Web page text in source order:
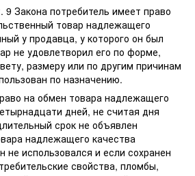
9 Закона потребитель имеет право
товар надлежащего
у продавца, у которого он был
не удовлетворил его по форме,
размеру или по другим причинам
по назначению.
на обмен товара надлежащего
дней, не считая дня
срок не объявлен
надлежащего качества
не использовался и если сохранен
свойства, пломбы,